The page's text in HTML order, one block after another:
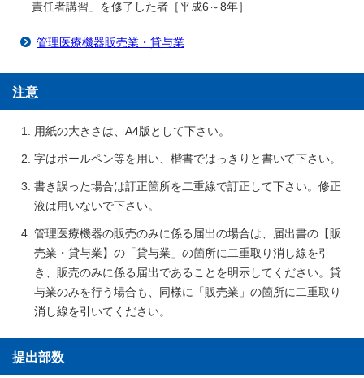
責任者講習」を修了した者［平成6～8年］
管理医療機器販売業・貸与業
注意
用紙の大きさは、A4版として下さい。
字はボールペン等を用い、楷書ではっきりと書いて下さい。
書き誤った場合は訂正箇所を二重線で訂正して下さい。修正
液は用いないで下さい。
管理医療機器の販売のみに係る届出の場合は、届出書の【販
売業・貸与業】の「貸与業」の箇所に二重取り消し線を引
き、販売のみに係る届出であることを明示してください。貸
与業のみを行う場合も、同様に「販売業」の箇所に二重取り
消し線を引いてください。
提出部数